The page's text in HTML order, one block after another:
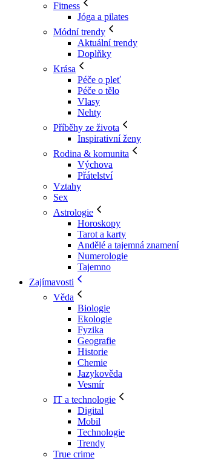
Fitness
Jóga a pilates
Módní trendy
Aktuální trendy
Doplňky
Krása
Péče o pleť
Péče o tělo
Vlasy
Nehty
Příběhy ze života
Inspirativní ženy
Rodina & komunita
Výchova
Přátelství
Vztahy
Sex
Astrologie
Horoskopy
Tarot a karty
Andělé a tajemná znamení
Numerologie
Tajemno
Zajímavosti
Věda
Biologie
Ekologie
Fyzika
Geografie
Historie
Chemie
Jazykověda
Vesmír
IT a technologie
Digital
Mobil
Technologie
Trendy
True crime